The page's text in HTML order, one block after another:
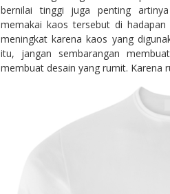
bernilai tinggi juga penting
memakai kaos tersebut di
meningkat karena kaos yang
itu, jangan sembarangan
membuat desain yang rumit. Karena